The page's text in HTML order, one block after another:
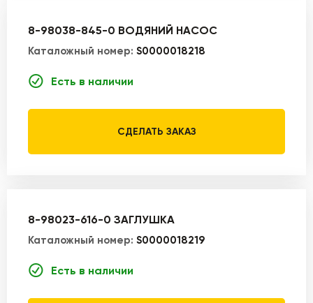
8-98038-845-0 ВОДЯНИЙ НАСОС
Каталожный номер: S0000018218
Есть в наличии
СДЕЛАТЬ ЗАКАЗ
8-98023-616-0 ЗАГЛУШКА
Каталожный номер: S0000018219
Есть в наличии